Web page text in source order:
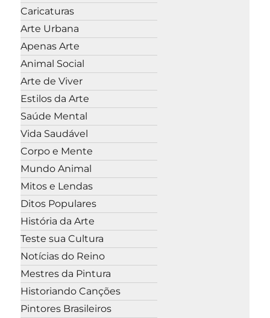
Caricaturas
Arte Urbana
Apenas Arte
Animal Social
Arte de Viver
Estilos da Arte
Saúde Mental
Vida Saudável
Corpo e Mente
Mundo Animal
Mitos e Lendas
Ditos Populares
História da Arte
Teste sua Cultura
Notícias do Reino
Mestres da Pintura
Historiando Canções
Pintores Brasileiros